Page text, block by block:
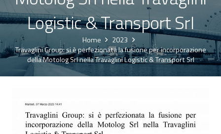
Logistic & Transport Srl
Home
2023
Travaglini Group: si è perfezionata la fusione per incorporazione
della Motolog Srl nella Travaglini Logistic & Transport Srl